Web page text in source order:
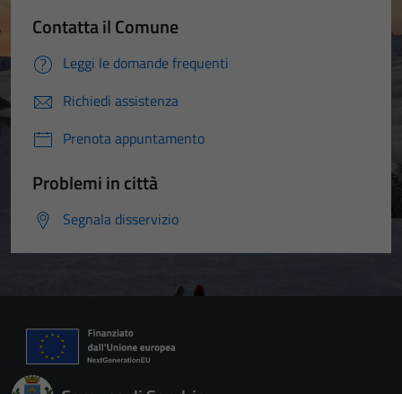
Contatta il Comune
Leggi le domande frequenti
Richiedi assistenza
Prenota appuntamento
Problemi in città
Segnala disservizio